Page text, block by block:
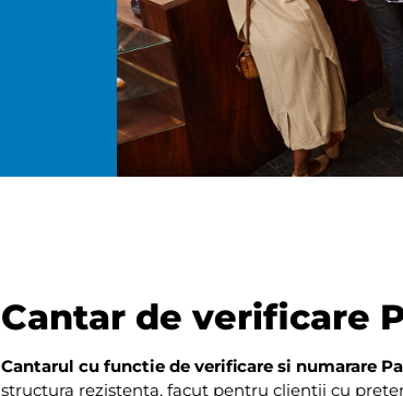
Cantar de verificare
Cantarul cu functie de verificare si numarare
structura rezistenta, facut pentru clientii cu